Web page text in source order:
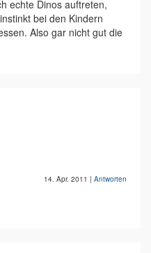
echte Dinos auftreten,
bei den Kindern
Also gar nicht gut die
14. Apr. 2011 | Antworten